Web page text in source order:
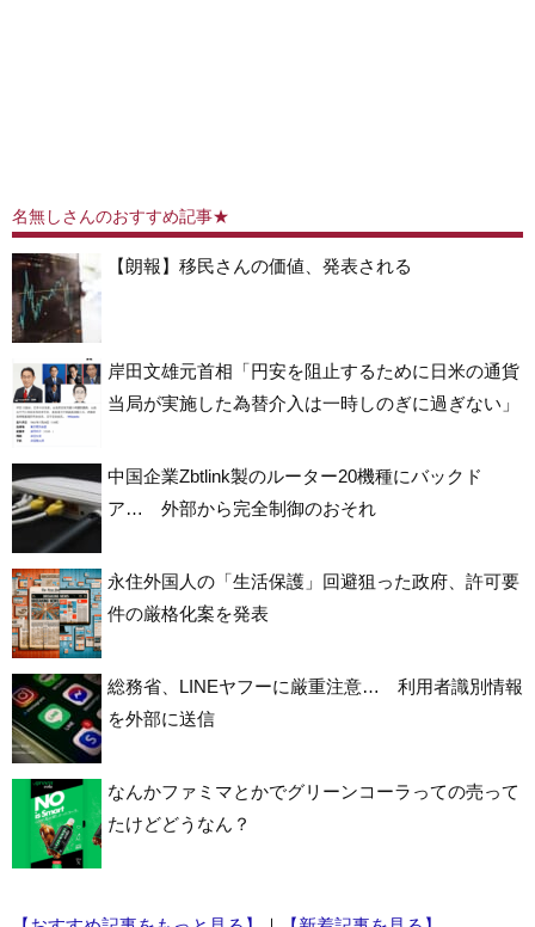
名無しさんのおすすめ記事★
【朗報】移民さんの価値、発表される
岸田文雄元首相「円安を阻止するために日米の通貨
当局が実施した為替介入は一時しのぎに過ぎない」
中国企業Zbtlink製のルーター20機種にバックド
ア… 外部から完全制御のおそれ
永住外国人の「生活保護」回避狙った政府、許可要
件の厳格化案を発表
総務省、LINEヤフーに厳重注意… 利用者識別情報
を外部に送信
なんかファミマとかでグリーンコーラっての売って
たけどどうなん？